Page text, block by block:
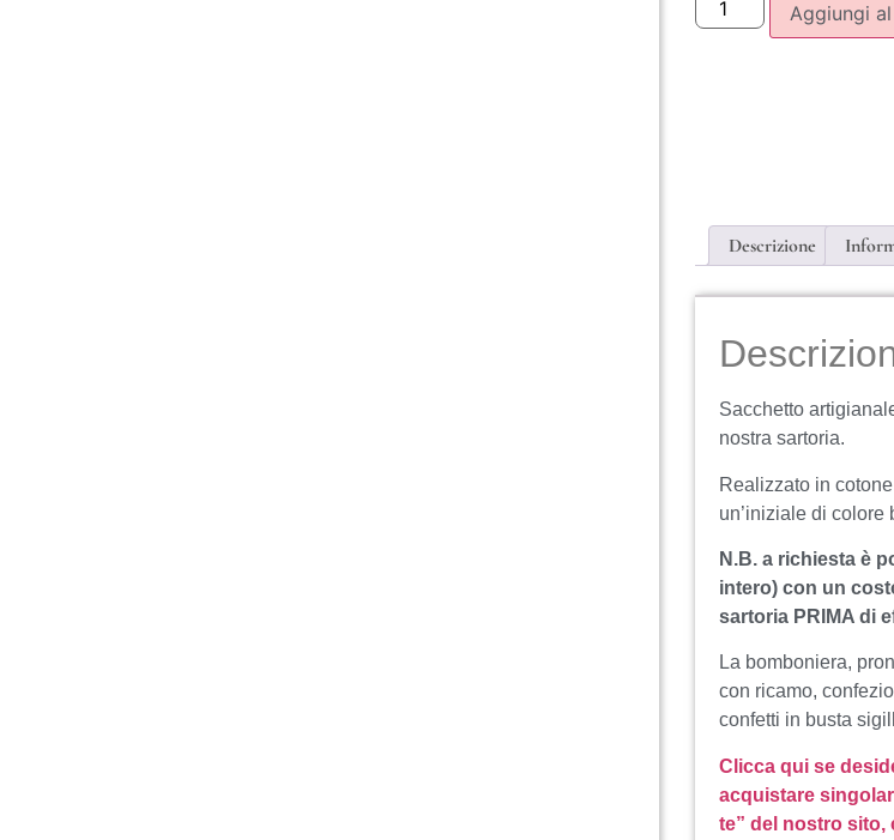
Aggiungi
Descrizione
Sacchetto
nostra sartoria.
Realizzato in
un’iniziale di colore
N.B. a richiesta è
intero) con un
sartoria PRIMA di
La bomboniera,
con ricamo,
confetti in busta
Clicca qui se
acquistare
te” del nostro sito,